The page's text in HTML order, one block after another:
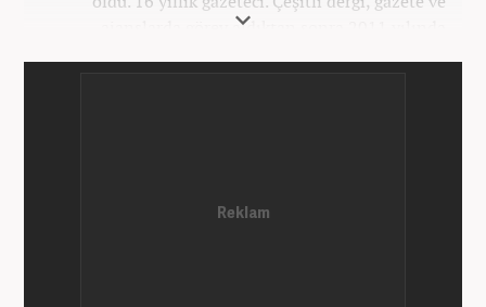
ajanslarda görev aldıktan sonra 2011 yılında